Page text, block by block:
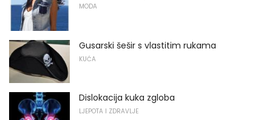
MODA
Gusarski šešir s vlastitim rukama
KUĆA
Dislokacija kuka zgloba
LJEPOTA I ZDRAVLJE